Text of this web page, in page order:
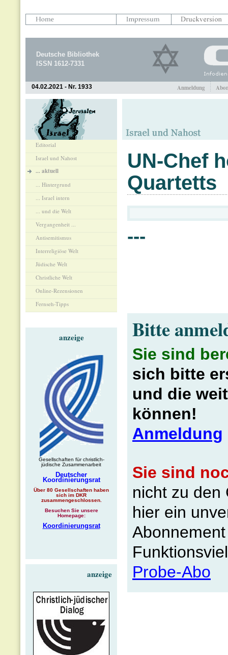
Deutsche Bibliothek
ISSN 1612-7331
04.02.2021 - Nr. 1933 Anmeldung
Editorial
Israel und Nahost
... aktuell
... Hintergrund
... Israel intern
... und die Welt
Vergangenheit ...
Antisemitismus
Interreligiöse Welt
Jüdische Welt
Christliche Welt
Online-Rezensionen
Fernseh-Tipps
anzeige
Gesellschaften für christlich-
jüdische Zusammenarbeit
Deutscher
Koordinierungsrat
Über 80 Gesellschaften haben
sich im DKR
zusammengeschlossen.
Besuchen Sie unsere
Homepage:
Koordinierungsrat
anzeige
UN-Chef
Quartetts
---
Bitte
Sie sind
sich bitte
und die
können!
Anmeldung
Sie sind
nicht zu den
hier ein
Probe-Abo